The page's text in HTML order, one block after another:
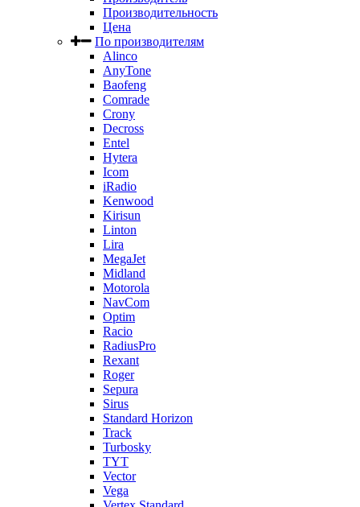
Производительность
Цена
По производителям
Alinco
AnyTone
Baofeng
Comrade
Crony
Decross
Entel
Hytera
Icom
iRadio
Kenwood
Kirisun
Linton
Lira
MegaJet
Midland
Motorola
NavCom
Optim
Racio
RadiusPro
Rexant
Roger
Sepura
Sirus
Standard Horizon
Track
Turbosky
TYT
Vector
Vega